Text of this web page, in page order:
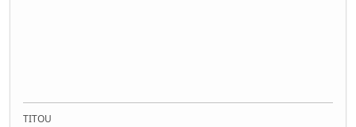
TITOU